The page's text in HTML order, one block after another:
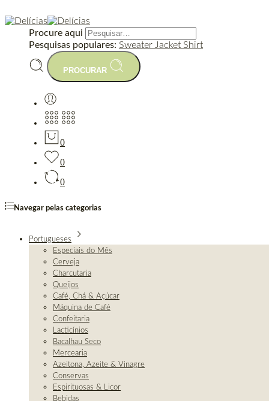
Procure aqui
Pesquisas populares: Sweater Jacket Shirt
PROCURAR
0
0
0
Navegar pelas categorias
Portugueses
Especiais do Mês
Cerveja
Charcutaria
Queijos
Café, Chá & Açúcar
Máquina de Café
Confeitaria
Lacticínios
Bacalhau Seco
Mercearia
Azeitona, Azeite & Vinagre
Conservas
Espirituosas & Licor
Bebidas